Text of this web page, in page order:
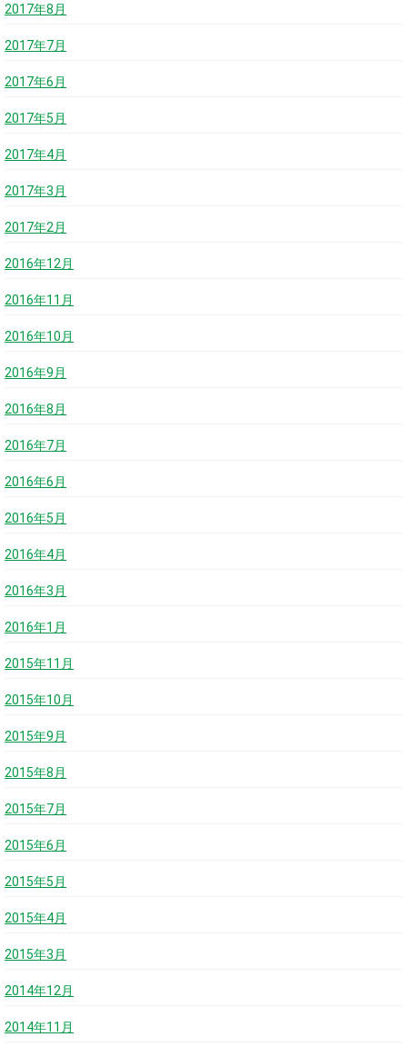
2017年8月
2017年7月
2017年6月
2017年5月
2017年4月
2017年3月
2017年2月
2016年12月
2016年11月
2016年10月
2016年9月
2016年8月
2016年7月
2016年6月
2016年5月
2016年4月
2016年3月
2016年1月
2015年11月
2015年10月
2015年9月
2015年8月
2015年7月
2015年6月
2015年5月
2015年4月
2015年3月
2014年12月
2014年11月